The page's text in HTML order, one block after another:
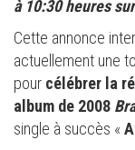
à 10:30 heures
Cette annonce
actuellement une
pour célébrer la
album de 2008
single à succès «